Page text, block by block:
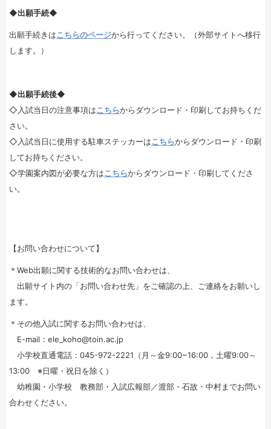
◆出願手続◆
出願手続きはこちらのページから行ってください。（外部サイトへ移行
します。）
◆出願手続後◆
◇入試当日の注意事項はこちらからダウンロード・印刷してお持ちくだ
さい。
◇入試当日に使用する駐車ステッカーはこちらからダウンロード・印刷
してお持ちください。
◇学園案内図が必要な方はこちらからダウンロード・印刷してくださ
い。
【お問い合わせについて】
＊Web出願に関する技術的なお問い合わせは、
出願サイト内の「お問い合わせ先」をご確認の上、ご連絡をお願いし
ます。
＊その他入試に関するお問い合わせは、
E-mail：ele_koho@toin.ac.jp
小学校直通電話：045-972-2221（月～金9:00~16:00，土曜9:00～
13:00 ※日曜・祝日を除く）
幼稚園・小学校 教務部・入試広報部／渡部・石故・中村までお問い
合わせください。